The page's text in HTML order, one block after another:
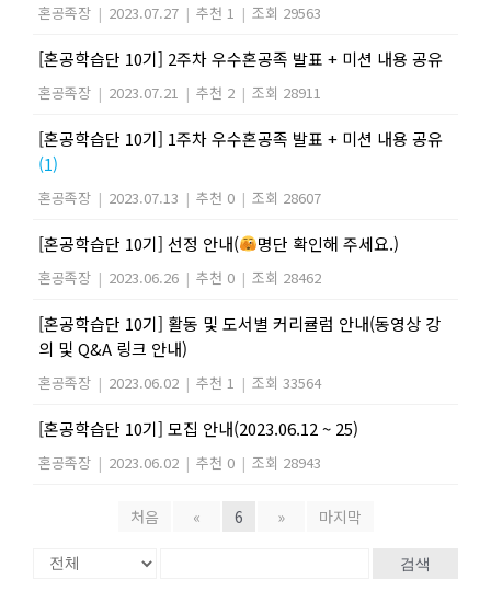
혼공족장 | 2023.07.27 | 추천 1 | 조회 29563
[혼공학습단 10기] 2주차 우수혼공족 발표 + 미션 내용 공유
혼공족장 | 2023.07.21 | 추천 2 | 조회 28911
[혼공학습단 10기] 1주차 우수혼공족 발표 + 미션 내용 공유
(1)
혼공족장 | 2023.07.13 | 추천 0 | 조회 28607
[혼공학습단 10기] 선정 안내( 명단 확인해 주세요.)
혼공족장 | 2023.06.26 | 추천 0 | 조회 28462
[혼공학습단 10기] 활동 및 도서별 커리큘럼 안내(동영상 강
의 및 Q&A 링크 안내)
혼공족장 | 2023.06.02 | 추천 1 | 조회 33564
[혼공학습단 10기] 모집 안내(2023.06.12 ~ 25)
혼공족장 | 2023.06.02 | 추천 0 | 조회 28943
처음 « 6 » 마지막
검색